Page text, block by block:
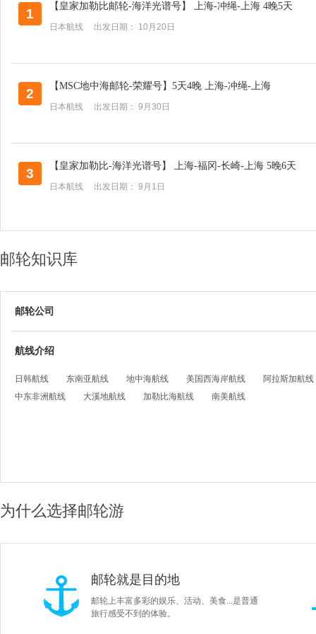
1
【皇家加勒比邮轮-海洋光谱号】 上海-冲绳-上海 4晚5天
日本航线 出发日期： 10月20日
2
【MSC地中海邮轮-荣耀号】5天4晚 上海-冲绳-上海
日本航线 出发日期： 9月30日
3
【皇家加勒比-海洋光谱号】 上海-福冈-长崎-上海 5晚6天
日本航线 出发日期： 9月1日
邮轮知识库
邮轮公司
航线介绍
日韩航线 东南亚航线 地中海航线 美国西海岸航线
阿拉斯加航线
中东非洲航线
大溪地航线 加勒比海航线 南美航线
为什么选择邮轮游
邮轮就是目的地
邮轮上丰富多彩的娱乐、活动、美食...是普通
旅行感受不到的体验。